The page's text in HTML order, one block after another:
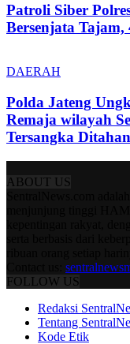
Patroli Siber
Bersenjata
DAERAH
Polda Jateng
Remaja wilayah
Tersangka
ABOUT US
FOLLOW US
Redaksi
Tentang
Kode Etik